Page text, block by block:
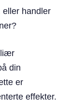
eller handler
din
er
effekter.